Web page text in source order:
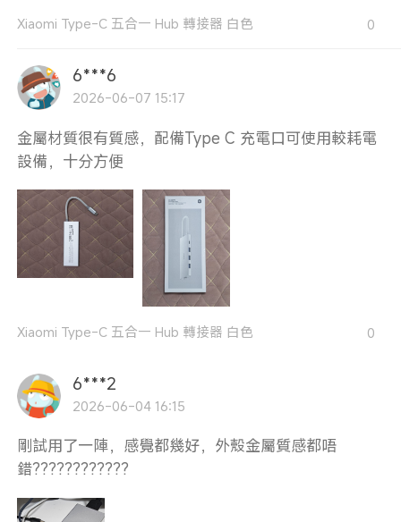
Xiaomi Type-C 五合一 Hub 轉接器 白色 0
6***6
2026-06-07 15:17
金屬材質很有質感，配備Type C 充電口可使用較耗電
設備，十分方便
Xiaomi Type-C 五合一 Hub 轉接器 白色 0
6***2
2026-06-04 16:15
剛試用了一陣，感覺都幾好，外殼金屬質感都唔
錯????????????